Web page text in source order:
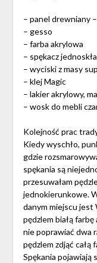
– panel drewniany
– gesso
– farba akrylowa
– spękacz
– wyciski z masy
– klej Magic
– lakier akrylowy,
– wosk do mebli
Kolejność prac
Kiedy wyschło,
gdzie
spękania są
przesuwałam
jednokierunkowe.
danym miejscu jest
pędzlem białą
nie poprawiać dwa
pędzlem zdjąć całą
Spękania pojawiają